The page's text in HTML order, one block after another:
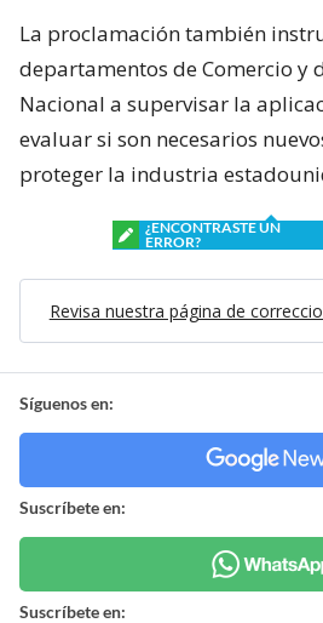
La proclamación también
departamentos de Comercio y
Nacional a supervisar la
evaluar si son necesarios
proteger la industria
¿ENCONTRASTE UN
ERROR?
Revisa nuestra página de
Síguenos en:
Suscríbete en:
Suscríbete en: